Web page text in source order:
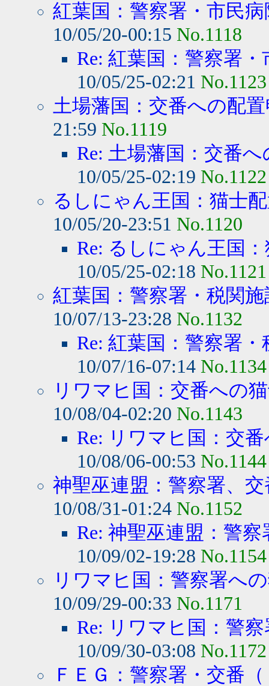
紅葉国：警察署・市民
10/05/20-00:15 No.1118
Re: 紅葉国：警察署
10/05/25-02:21 No.1123
土場藩国：交番への配
21:59 No.1119
Re: 土場藩国：交番
10/05/25-02:19 No.1122
るしにゃん王国：猫士
10/05/20-23:51 No.1120
Re: るしにゃん王国
10/05/25-02:18 No.1121
紅葉国：警察署・税関
10/07/13-23:28 No.1132
Re: 紅葉国：警察署
10/07/16-07:14 No.1134
リワマヒ国：交番への
10/08/04-02:20 No.1143
Re: リワマヒ国：交
10/08/06-00:53 No.1144
神聖巫連盟：警察署、
10/08/31-01:24 No.1152
Re: 神聖巫連盟：警察
10/09/02-19:28 No.1154
リワマヒ国：警察署へ
10/09/29-00:33 No.1171
Re: リワマヒ国：警
10/09/30-03:08 No.1172
ＦＥＧ：警察署・交番